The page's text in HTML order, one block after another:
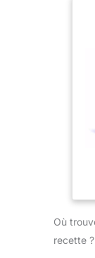
Où
recette ?